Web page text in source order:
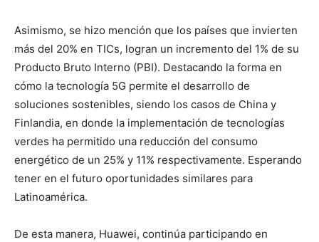
Asimismo, se hizo mención que los países que invierten
más del 20% en TICs, logran un incremento del 1% de su
Producto Bruto Interno (PBI). Destacando la forma en
cómo la tecnología 5G permite el desarrollo de
soluciones sostenibles, siendo los casos de China y
Finlandia, en donde la implementación de tecnologías
verdes ha permitido una reducción del consumo
energético de un 25% y 11% respectivamente. Esperando
tener en el futuro oportunidades similares para
Latinoamérica.
De esta manera, Huawei, continúa participando en